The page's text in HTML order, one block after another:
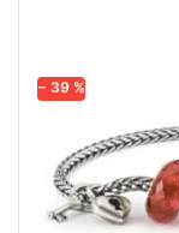
− 39 %
Für immer
ewig -
Limitiertes